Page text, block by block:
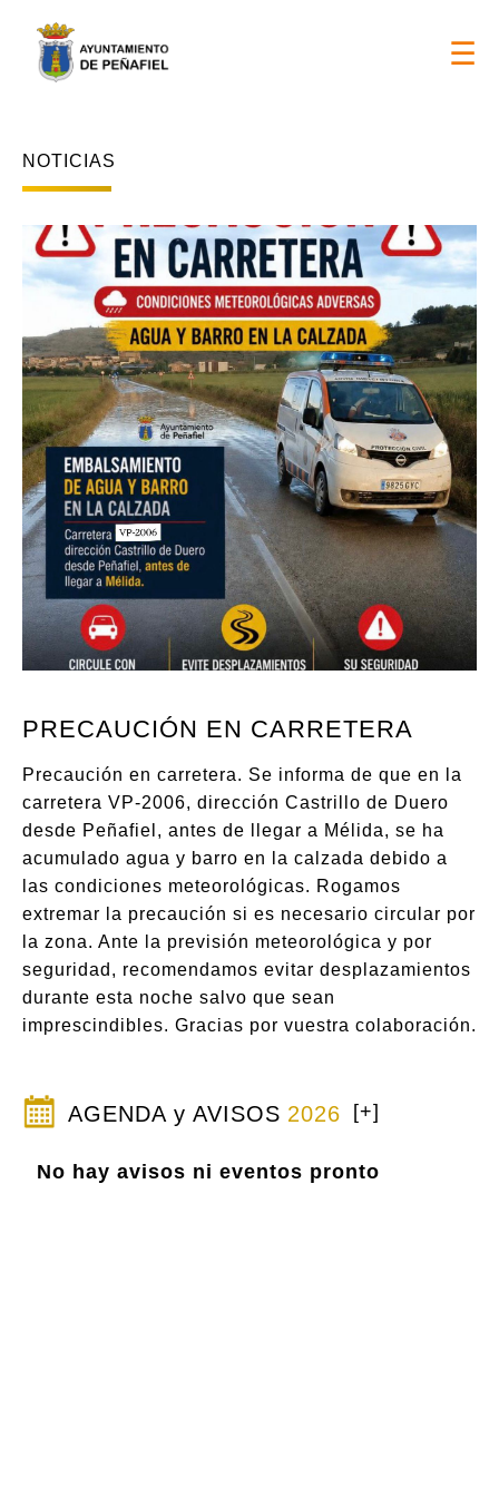
DÍAS DE FIESTAS LOCALES 2026 > 17 y 18 de
☰
NOTICIAS
PRECAUCIÓN EN CARRETERA
Precaución en carretera. Se informa de que en la
carretera VP-2006, dirección Castrillo de Duero
desde Peñafiel, antes de llegar a Mélida, se ha
acumulado agua y barro en la calzada debido a
las condiciones meteorológicas. Rogamos
extremar la precaución si es necesario circular por
la zona. Ante la previsión meteorológica y por
seguridad, recomendamos evitar desplazamientos
durante esta noche salvo que sean
imprescindibles. Gracias por vuestra colaboración.
AGENDA y AVISOS 2026 [+]
No hay avisos ni eventos pronto